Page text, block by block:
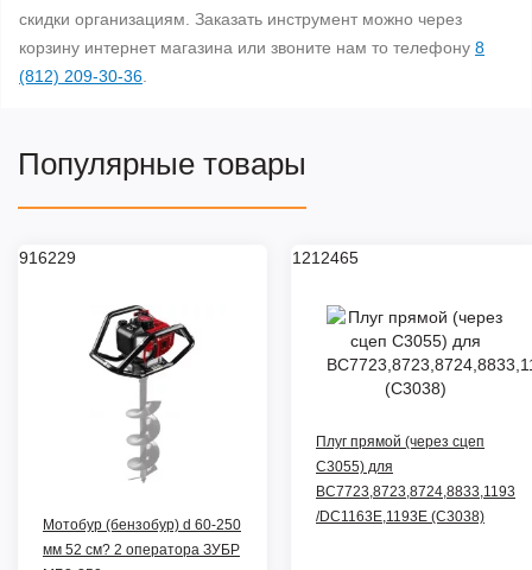
скидки организациям. Заказать инструмент можно через
корзину интернет магазина или звоните нам то телефону 8
(812) 209-30-36.
Популярные товары
916229
Мотобур (бензобур) d 60-250
мм 52 см? 2 оператора ЗУБР
1212465
Плуг прямой (через сцеп
C3055) для
ВС7723,8723,8724,8833,1193
/DC1163E,1193E (C3038)